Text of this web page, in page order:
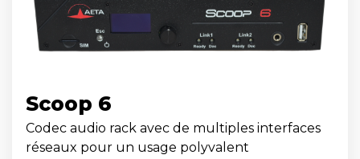
Scoop 6
Codec audio rack avec de multiples interfaces
réseaux pour un usage polyvalent